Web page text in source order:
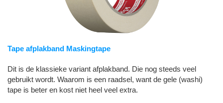
Tape afplakband Maskingtape
Dit is de klassieke variant afplakband. Die nog steeds veel
gebruikt wordt. Waarom is een raadsel, want de gele (washi)
tape is beter en kost niet heel veel extra.